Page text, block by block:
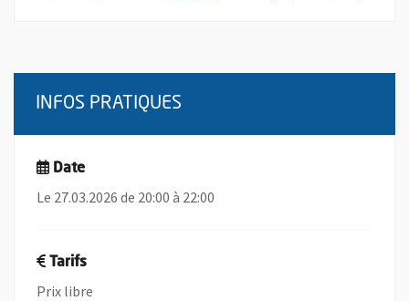
INFOS PRATIQUES
Date
Le 27.03.2026 de 20:00 à 22:00
Tarifs
Prix libre